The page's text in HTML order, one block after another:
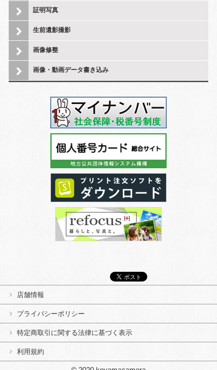
証明写真
生前遺影撮影
画像修整
画像・動画データ書き込み
店舗情報
プライバシーポリシー
特定商取引に関する法律に基づく表示
利用規約